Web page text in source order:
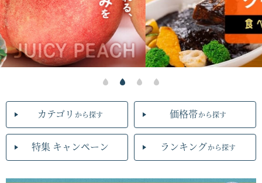
カテゴリ から探す 価格帯から探す
特集 キャンペーン ランキングから探す